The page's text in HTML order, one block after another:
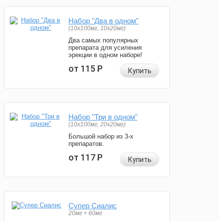
Набор "Два в одном"
(10x100мг, 10x20мг)
Два самых популярных
препарата для усиления
эрекции в одном наборе!
от 115Р Купить
Набор "Три в одном"
(10x100мг, 20x20мг)
Большой набор из 3-х
препаратов.
от 117Р Купить
Супер Сиалис
20мг + 60мг